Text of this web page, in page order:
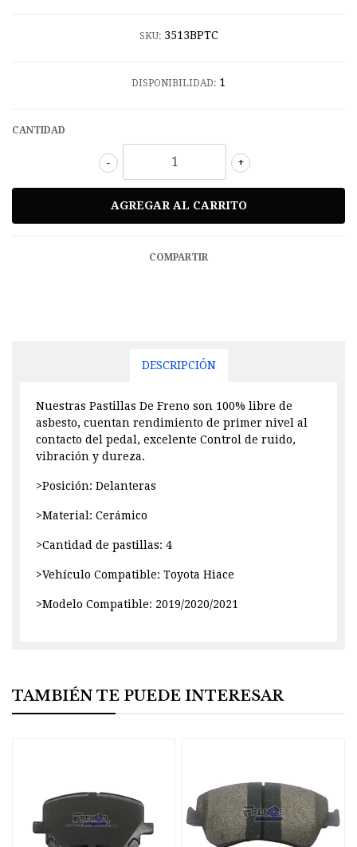
SKU: 3513BPTC
DISPONIBILIDAD: 1
CANTIDAD
+
-
COMPARTIR
DESCRIPCIÓN
Nuestras Pastillas De Freno son 100% libre de
asbesto, cuentan rendimiento de primer nivel al
contacto del pedal, excelente Control de ruido,
vibración y dureza.
>Posición: Delanteras
>Material: Cerámico
>Cantidad de pastillas: 4
>Vehículo Compatible: Toyota Hiace
>Modelo Compatible: 2019/2020/2021
TAMBIÉN TE PUEDE INTERESAR